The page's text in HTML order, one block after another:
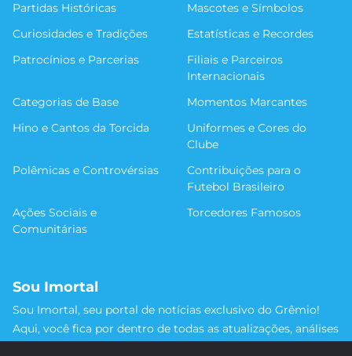
Partidas Históricas
Mascotes e Símbolos
Curiosidades e Tradições
Estatísticas e Recordes
Patrocínios e Parcerias
Filiais e Parceiros
Internacionais
Categorias de Base
Momentos Marcantes
Hino e Cantos da Torcida
Uniformes e Cores do
Clube
Polêmicas e Controvérsias
Contribuições para o
Futebol Brasileiro
Ações Sociais e
Comunitárias
Torcedores Famosos
Sou Imortal
Sou Imortal, seu portal de notícias exclusivo do Grêmio!
Aqui, você fica por dentro de todas as atualizações, análises